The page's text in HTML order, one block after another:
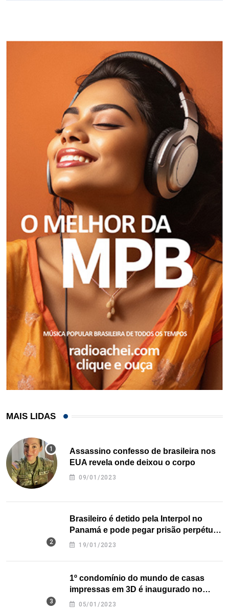
MAIS LIDAS
Assassino confesso de brasileira nos
EUA revela onde deixou o corpo
09/01/2023
Brasileiro é detido pela Interpol no
Panamá e pode pegar prisão perpétua
nos EUA
19/01/2023
1º condomínio do mundo de casas
impressas em 3D é inaugurado no
Texas
05/01/2023